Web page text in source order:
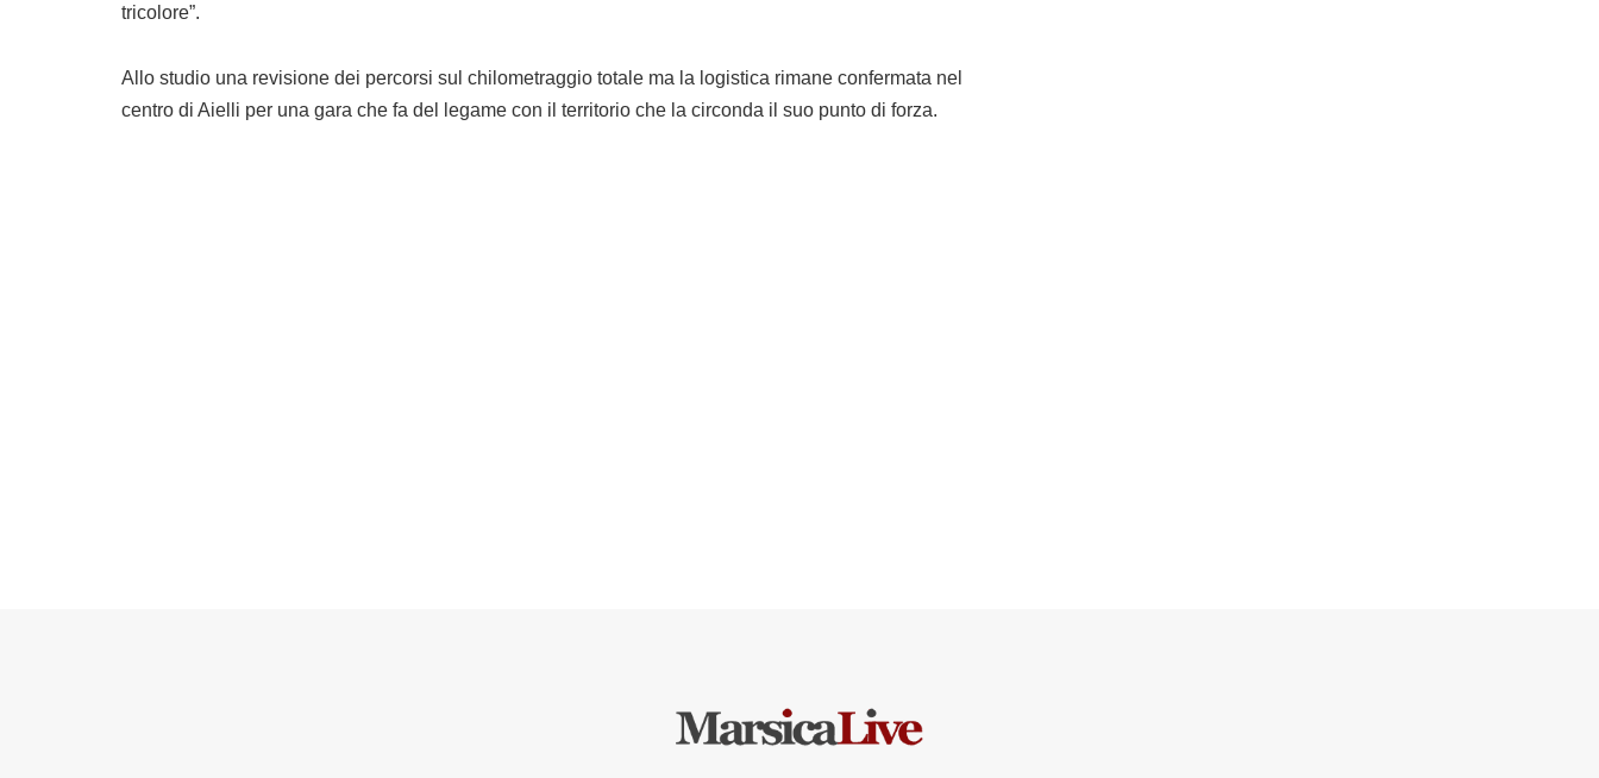
tricolore”.
Allo studio una revisione dei percorsi sul chilometraggio totale ma la logistica rimane confermata nel
centro di Aielli per una gara che fa del legame con il territorio che la circonda il suo punto di forza.